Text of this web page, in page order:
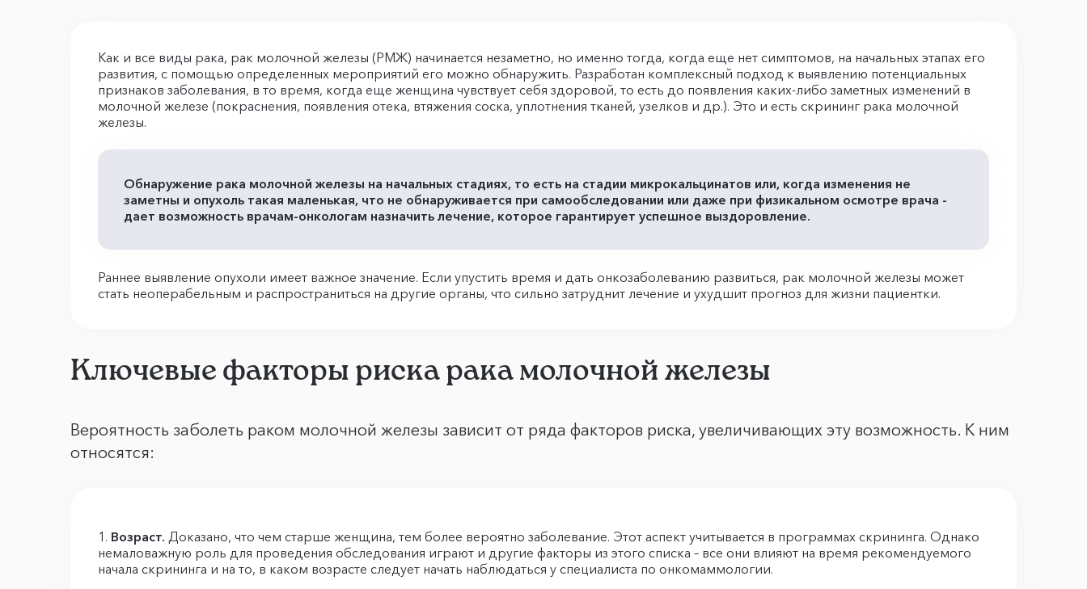
Как и все виды рака, рак молочной железы (РМЖ) начинается незаметно, но именно тогда, когда еще нет симптомов, на начальных этапах его
развития, с помощью определенных мероприятий его можно обнаружить. Разработан комплексный подход к выявлению потенциальных
признаков заболевания, в то время, когда еще женщина чувствует себя здоровой, то есть до появления каких-либо заметных изменений в
молочной железе (покраснения, появления отека, втяжения соска, уплотнения тканей, узелков и др.). Это и есть скрининг рака молочной
железы.
Обнаружение рака молочной железы на начальных стадиях, то есть на стадии микрокальцинатов или, когда изменения не
заметны и опухоль такая маленькая, что не обнаруживается при самообследовании или даже при физикальном осмотре врача -
дает возможность врачам-онкологам назначить лечение, которое гарантирует успешное выздоровление.
Раннее выявление опухоли имеет важное значение. Если упустить время и дать онкозаболеванию развиться, рак молочной железы может
стать неоперабельным и распространиться на другие органы, что сильно затруднит лечение и ухудшит прогноз для жизни пациентки.
Ключевые факторы риска рака молочной железы
Вероятность заболеть раком молочной железы зависит от ряда факторов риска, увеличивающих эту возможность. К ним
относятся:
Возраст. Доказано, что чем старше женщина, тем более вероятно заболевание. Этот аспект учитывается в программах скрининга. Однако
немаловажную роль для проведения обследования играют и другие факторы из этого списка – все они влияют на время рекомендуемого
начала скрининга и на то, в каком возрасте следует начать наблюдаться у специалиста по онкомаммологии.